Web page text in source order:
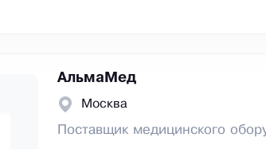
АльмаМед
Москва
Поставщик медицинского